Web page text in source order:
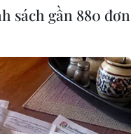
sách gần 880 đơn